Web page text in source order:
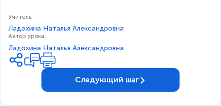
Учитель:
Ладохина Наталья Александровна
Автор урока:
Ладохина Наталья Александровна
Следующий шаг